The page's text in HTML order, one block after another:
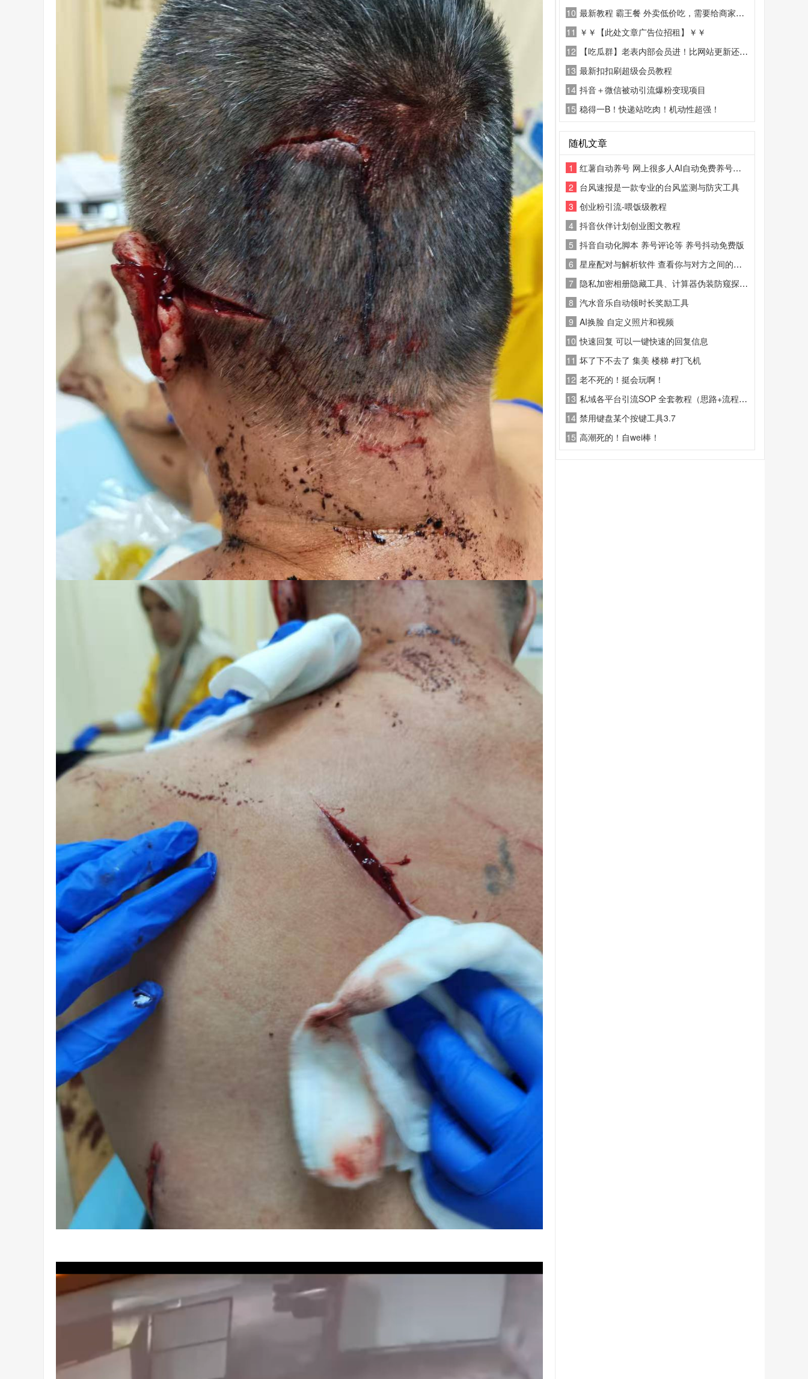
10 最新教程 霸王餐 外卖低价吃，需要给商家好评
11 ￥￥【此处文章广告位招租】￥￥
12
【吃瓜群】老表内部会员进！比网站更新还精彩！
13 最新扣扣刷超级会员教程
14 抖音＋微信被动引流爆粉变现项目
15 稳得一B！快递站吃肉！机动性超强！
随机文章
1
红薯自动养号 网上很多人AI自动免费养号的姿势
2 台风速报是一款专业的台风监测与防灾工具
3 创业粉引流-喂饭级教程
4 抖音伙伴计划创业图文教程
5 抖音自动化脚本 养号评论等 养号抖动免费版
6 星座配对与解析软件 查看你与对方之间的缘分
7 隐私加密相册隐藏工具、计算器伪装防窥探安全APP 私密视频照片文件保管软件
8 汽水音乐自动领时长奖励工具
9 AI换脸 自定义照片和视频
10 快速回复 可以一键快速的回复信息
11 坏了下不去了 集美 楼梯 #打飞机
12 老不死的！挺会玩啊！
13 私域各平台引流SOP 全套教程（思路+流程+话术+变现）
14 禁用键盘某个按键工具3.7
15 高潮死的！自wei棒！